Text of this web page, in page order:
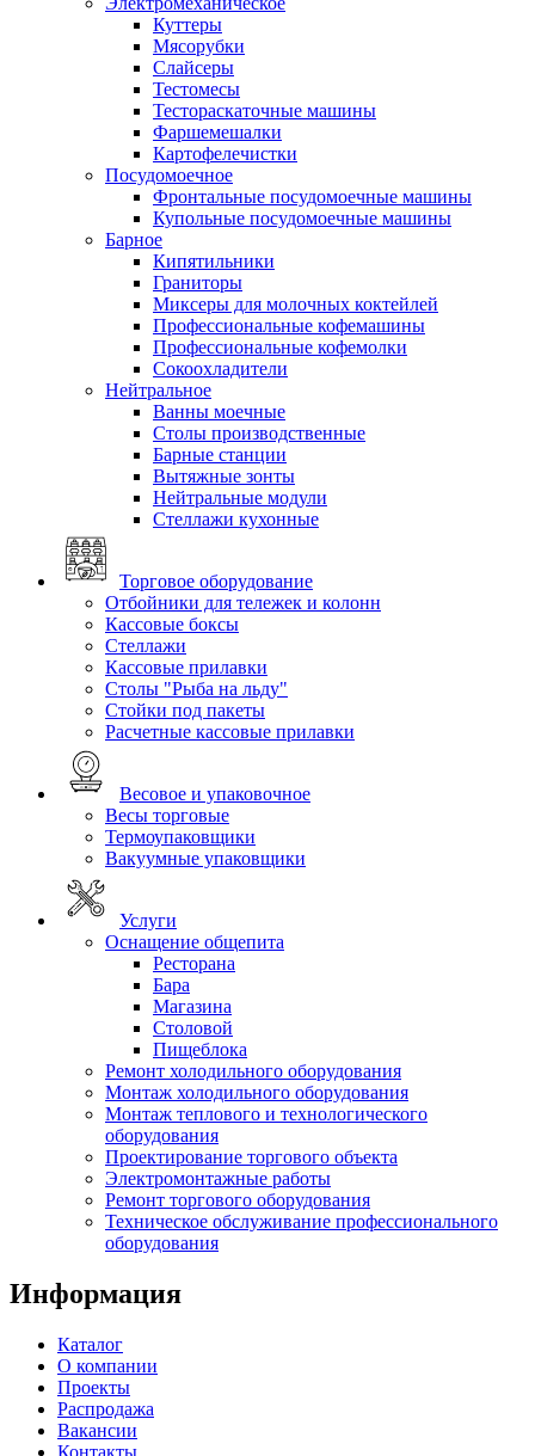
Куттеры
Мясорубки
Слайсеры
Тестомесы
Тестораскаточные машины
Фаршемешалки
Картофелечистки
Посудомоечное
Фронтальные посудомоечные машины
Купольные посудомоечные машины
Барное
Кипятильники
Граниторы
Миксеры для молочных коктейлей
Профессиональные кофемашины
Профессиональные кофемолки
Сокоохладители
Нейтральное
Ванны моечные
Столы производственные
Барные станции
Вытяжные зонты
Нейтральные модули
Стеллажи кухонные
Торговое оборудование
Отбойники для тележек и колонн
Кассовые боксы
Стеллажи
Кассовые прилавки
Столы "Рыба на льду"
Стойки под пакеты
Расчетные кассовые прилавки
Весовое и упаковочное
Весы торговые
Термоупаковщики
Вакуумные упаковщики
Услуги
Оснащение общепита
Ресторана
Бара
Магазина
Столовой
Пищеблока
Ремонт холодильного оборудования
Монтаж холодильного оборудования
Монтаж теплового и технологического
оборудования
Проектирование торгового объекта
Электромонтажные работы
Ремонт торгового оборудования
Техническое обслуживание профессионального
оборудования
Информация
Каталог
О компании
Проекты
Распродажа
Вакансии
Контакты